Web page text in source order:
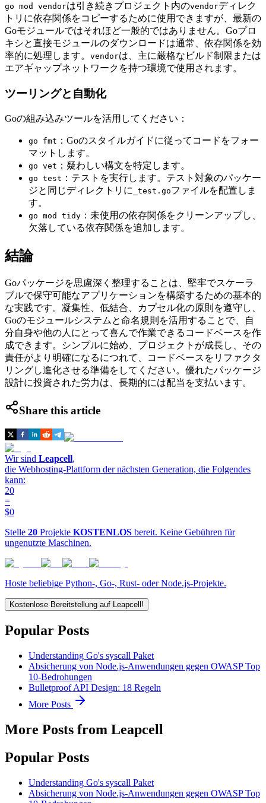
go mod vendorは引き続きプロジェクト内のvendorディレク
トリに依存関係をコピーするために使用できますが、最新の
Goモジュールではそれほど一般的ではありません。Goプロ
キシと直接モジュールのダウンロードは通常、依存関係を効
率的に処理します。 vendorは、主に厳格なビルド制限または
エアギャップネットワークを持つ環境で使用されます。
ツーリングと自動化
Goの組み込みツールを活用してください：
go fmt ：Goのスタイルガイドに従ってコードをフォー
マットします。
go vet ：疑わしい構文を特定します。
go test ：テストを実行します。テスト対象のパッケー
ジと同じディレクトリに
_test.goファイルを配置しま
す。
go mod tidy ：未使用の依存関係をクリーンアップし、
欠落している依存関係を追加します。
結論
Goパッケージを思慮深く整理することは、堅牢でスケーラ
ブルで保守可能なアプリケーションを構築するための基本的
な実践です。凝集性、低結合、カプセル化の原則を遵守し、
Goのモジュールシステムと命名規則を活用することで、自
分自身や他の人にとって喜んで作業できるコードベースを作
成できます。シンプルに始め、プロジェクトが成長し、その
責任がより明確になるにつれて、コードベースをリファクタ
リングし進化させる準備をしてください。優れたパッケージ
設計に投資された労力は、長期的には配当を支払います。
Share this article
Wir sind Leapcell,
die Webhosting-Plattform der nächsten Generation, die Folgendes
kann:
20
=
$0
Stelle 20 Projekte KOSTENLOS bereit. Keine Gebühren für
ungenutzte Maschinen.
Hoste beliebige Python-, Go-, Rust- oder Node.js-Projekte.
Kostenlose Bereitstellung auf Leapcell!
Popular Posts
Understanding Go's syscall Paket
Absicherung von Node.js-Anwendungen gegen OWASP Top
10-Bedrohungen
Bulletproof API Design: 18 Regeln
More Posts
More Posts from Leapcell
Popular Posts
Understanding Go's syscall Paket
Absicherung von Node.js-Anwendungen gegen OWASP Top